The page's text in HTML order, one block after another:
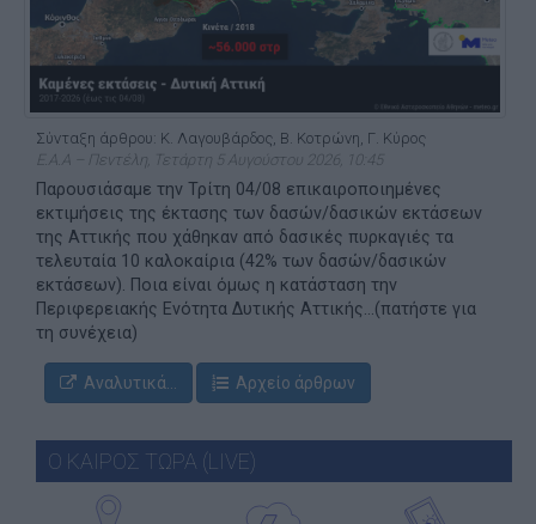
Σύνταξη άρθρου: Κ. Λαγουβάρδος, Β. Κοτρώνη, Γ. Κύρος
Ε.Α.Α – Πεντέλη, Τετάρτη 5 Αυγούστου 2026, 10:45
Παρουσιάσαμε την Τρίτη 04/08 επικαιροποιημένες
εκτιμήσεις της έκτασης των δασών/δασικών εκτάσεων
της Αττικής που χάθηκαν από δασικές πυρκαγιές τα
τελευταία 10 καλοκαίρια (42% των δασών/δασικών
εκτάσεων). Ποια είναι όμως η κατάσταση την
Περιφερειακής Ενότητα Δυτικής Αττικής...(πατήστε για
τη συνέχεια)
Αναλυτικά... Αρχείο άρθρων
Ο ΚΑΙΡΟΣ ΤΩΡΑ (LIVE)